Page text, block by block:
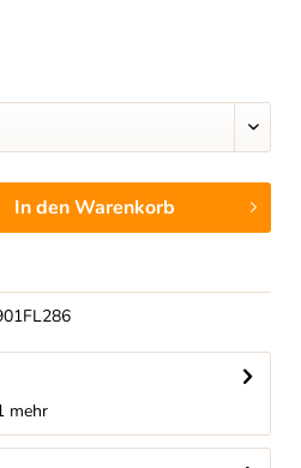
In denWarenkorb
mehr